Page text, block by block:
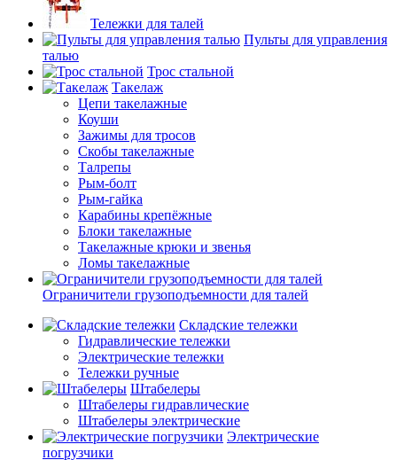
Тележки для талей
Пульты для управления
талью
Трос стальной
Такелаж
Цепи такелажные
Коуши
Зажимы для тросов
Скобы такелажные
Талрепы
Рым-болт
Рым-гайка
Карабины крепёжные
Блоки такелажные
Такелажные крюки и звенья
Ломы такелажные
Ограничители грузоподъемности для талей
Складские тележки
Гидравлические тележки
Электрические тележки
Тележки ручные
Штабелеры
Штабелеры гидравлические
Штабелеры электрические
Электрические
погрузчики